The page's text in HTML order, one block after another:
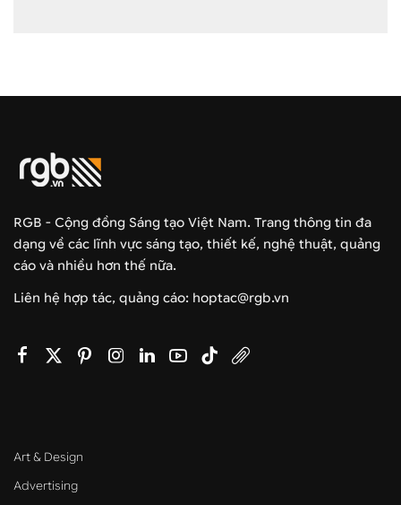
RGB - Cộng đồng Sáng tạo Việt Nam. Trang thông tin đa
dạng về các lĩnh vực sáng tạo, thiết kế, nghệ thuật, quảng
cáo và nhiều hơn thế nữa.
Liên hệ hợp tác, quảng cáo: hoptac@rgb.vn
Art & Design
Advertising